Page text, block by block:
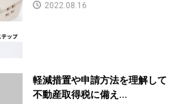
2022.08.16
軽減措置や申請方法を理解して
不動産取得税に備え...